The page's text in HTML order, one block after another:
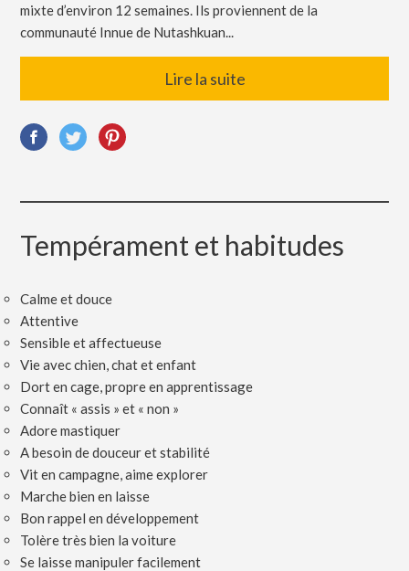
mixte d’environ 12 semaines. Ils proviennent de la
communauté Innue de Nutashkuan...
Lire la suite
Tempérament et habitudes
Calme et douce
Attentive
Sensible et affectueuse
Vie avec chien, chat et enfant
Dort en cage, propre en apprentissage
Connaît « assis » et « non »
Adore mastiquer
A besoin de douceur et stabilité
Vit en campagne, aime explorer
Marche bien en laisse
Bon rappel en développement
Tolère très bien la voiture
Se laisse manipuler facilement